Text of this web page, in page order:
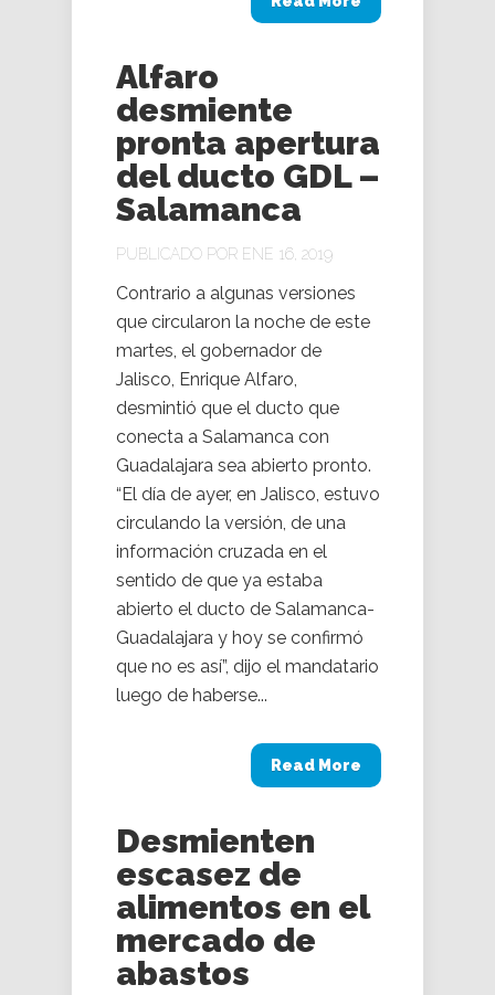
Alfaro
desmiente
pronta apertura
del ducto GDL –
Salamanca
PUBLICADO POR ENE 16, 2019
Contrario a algunas versiones
que circularon la noche de este
martes, el gobernador de
Jalisco, Enrique Alfaro,
desmintió que el ducto que
conecta a Salamanca con
Guadalajara sea abierto pronto.
“El día de ayer, en Jalisco, estuvo
circulando la versión, de una
información cruzada en el
sentido de que ya estaba
abierto el ducto de Salamanca-
Guadalajara y hoy se confirmó
que no es así”, dijo el mandatario
luego de haberse...
Read More
Desmienten
escasez de
alimentos en el
mercado de
abastos